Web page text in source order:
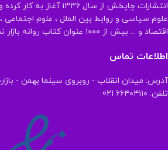
انتشارات چاپخش از سال
علوم سیاسی و روابط بین الملل ، علوم اجتماعی
اقتصاد و ... بیش از ۱۰۰۰ عنوان کتاب روانه بازار نشر کرده است .
اطلاعات تماس
آدرس: میدان انقلاب - روبروی سینما بهمن -
تلفن: ۶۶۴۰۴۱۱۰ 021